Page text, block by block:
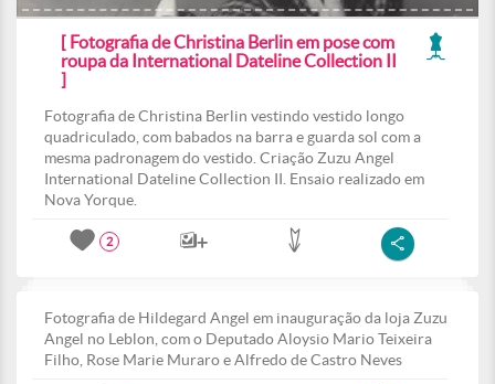
[ Fotografia de Christina Berlin em pose com
roupa da International Dateline Collection II
]
Fotografia de Christina Berlin vestindo vestido longo
quadriculado, com babados na barra e guarda sol com a
mesma padronagem do vestido. Criação Zuzu Angel
International Dateline Collection II. Ensaio realizado em
Nova Yorque.
2
Fotografia de Hildegard Angel em inauguração da loja Zuzu
Angel no Leblon, com o Deputado Aloysio Mario Teixeira
Filho, Rose Marie Muraro e Alfredo de Castro Neves